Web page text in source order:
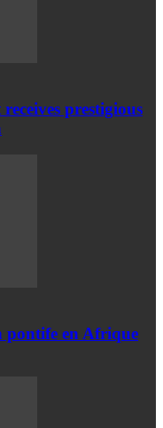
prestigious
pontife en Afrique